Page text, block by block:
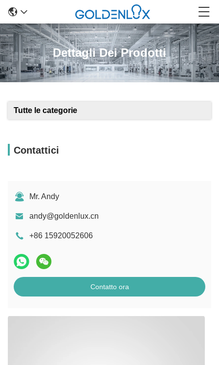
Dettagli Dei Prodotti
Tutte le categorie
Contattici
Mr. Andy
andy@goldenlux.cn
+86 15920052606
Contatto ora